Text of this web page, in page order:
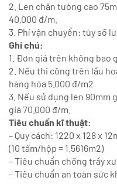
2. Len chân tường cao
40.000 đ/m.
3. Phí vận chuyển: tùy số
Ghi chú:
1. Đơn giá trên không bao
2. Nếu thi công trên lầu
hàng hóa 5.000 đ/m2
3. Nếu sử dụng len 90mm
giá 70.000 đ/m.
Tiêu chuẩn kĩ thuật:
– Quy cách: 1220 x 128 x
(10 tấm/hộp = 1.5616m2)
– Tiêu chuẩn chống trầy
– Tiêu chuẩn an toàn sức